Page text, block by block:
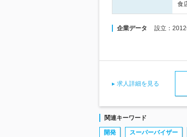
食
企業データ 設立：
求人詳細を見る
関連キーワード
開発 スーパーバイザー